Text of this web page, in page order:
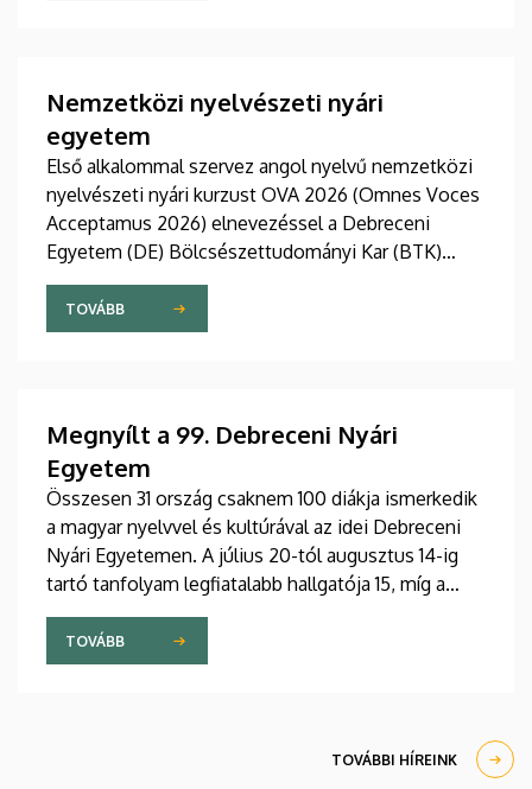
normáinak megőrzésének, egyben reagálva a
terén.
Nemzetközi nyelvészeti nyári
egyetem
Első alkalommal szervez angol nyelvű nemzetközi
nyelvészeti nyári kurzust OVA 2026 (Omnes Voces
Acceptamus 2026) elnevezéssel a Debreceni
Egyetem (DE) Bölcsészettudományi Kar (BTK)
Angol-Amerikai Intézet Angol Nyelvészeti
Tanszéke. A 2026. július 27 - augusztus 7. közötti
eseményre csaknem tíz ország mintegy száz
bővítse nyelvészeti ismereteit.
TOVÁBB
Megnyílt a 99. Debreceni Nyári
Egyetem
Összesen 31 ország csaknem 100 diákja ismerkedik
a magyar nyelvvel és kultúrával az idei Debreceni
Nyári Egyetemen. A július 20-tól augusztus 14-ig
tartó tanfolyam legfiatalabb hallgatója 15, míg a
legidősebb 80 éves. Az Egyetemi Templomban
tartott hétfői ünnepélyes megnyitón átadták az
ösztöndíjasok okleveleit.
TOVÁBB
TOVÁBBI HÍREINK